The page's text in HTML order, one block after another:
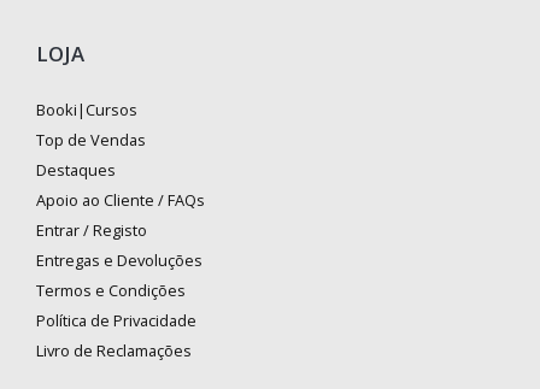
LOJA
Booki|Cursos
Top de Vendas
Destaques
Apoio ao Cliente / FAQs
Entrar / Registo
Entregas e Devoluções
Termos e Condições
Política de Privacidade
Livro de Reclamações